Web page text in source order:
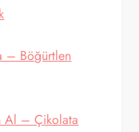
– Böğürtlen
Al – Çikolata